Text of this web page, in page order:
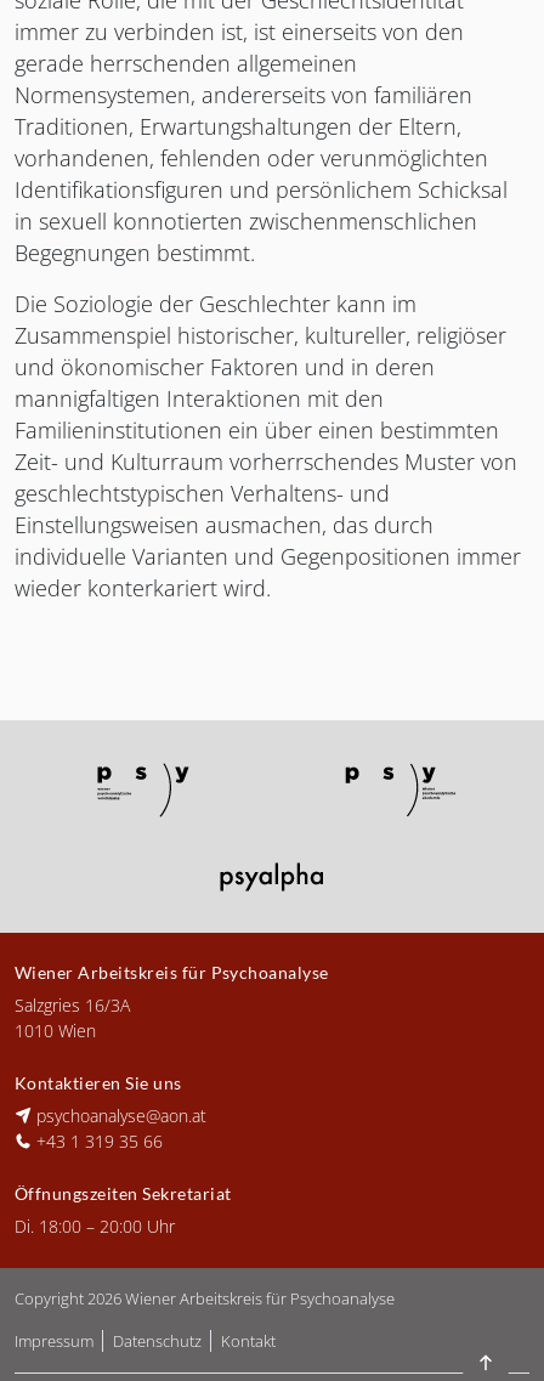
immer zu verbinden ist, ist einerseits von den
gerade herrschenden allgemeinen
Normensystemen, andererseits von familiären
Traditionen, Erwartungshaltungen der Eltern,
vorhandenen, fehlenden oder verunmöglichten
Identifikationsfiguren und persönlichem Schicksal
in sexuell konnotierten zwischenmenschlichen
Begegnungen bestimmt.
Die Soziologie der Geschlechter kann im
Zusammenspiel historischer, kultureller, religiöser
und ökonomischer Faktoren und in deren
mannigfaltigen Interaktionen mit den
Familieninstitutionen ein über einen bestimmten
Zeit- und Kulturraum vorherrschendes Muster von
geschlechtstypischen Verhaltens- und
Einstellungsweisen ausmachen, das durch
individuelle Varianten und Gegenpositionen immer
wieder konterkariert wird.
Wiener Arbeitskreis für Psychoanalyse
Salzgries 16/3A
1010 Wien
Kontaktieren Sie uns
psychoanalyse@aon.at
+43 1 319 35 66
Öffnungszeiten Sekretariat
Di. 18:00 – 20:00 Uhr
Copyright 2026Wiener Arbeitskreis für Psychoanalyse
Impressum
Datenschutz Kontakt
Zurück